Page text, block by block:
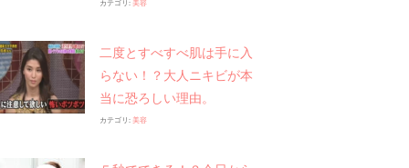
カテゴリ: 美容
二度とすべすべ肌は手に入
らない！？大人ニキビが本
当に恐ろしい理由。
カテゴリ: 美容